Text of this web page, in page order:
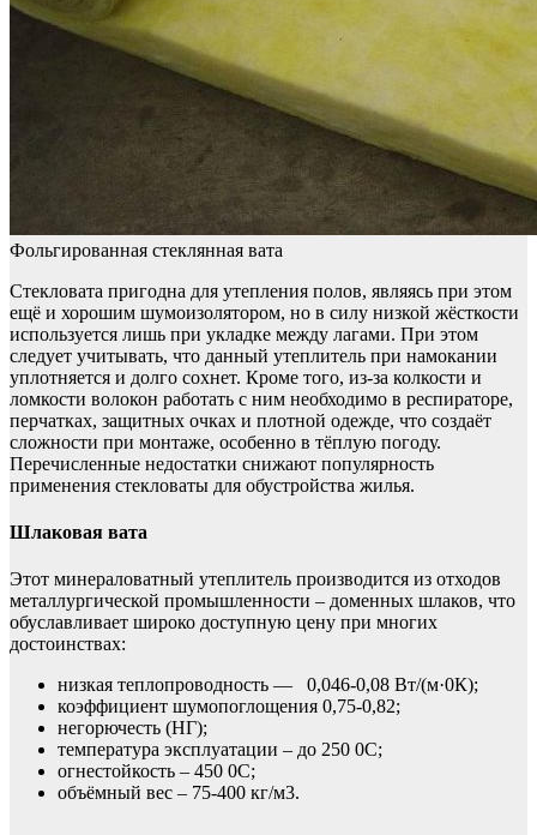
Фольгированная стеклянная вата
Стекловата пригодна для утепления полов, являясь при этом
ещё и хорошим шумоизолятором, но в силу низкой жёсткости
используется лишь при укладке между лагами. При этом
следует учитывать, что данный утеплитель при намокании
уплотняется и долго сохнет. Кроме того, из-за колкости и
ломкости волокон работать с ним необходимо в респираторе,
перчатках, защитных очках и плотной одежде, что создаёт
сложности при монтаже, особенно в тёплую погоду.
Перечисленные недостатки снижают популярность
применения стекловаты для обустройства жилья.
Шлаковая вата
Этот минераловатный утеплитель производится из отходов
металлургической промышленности – доменных шлаков, что
обуславливает широко доступную цену при многих
достоинствах:
низкая теплопроводность — 0,046-0,08 Вт/(м·0К);
коэффициент шумопоглощения 0,75-0,82;
негорючесть (НГ);
температура эксплуатации – до 250 0С;
огнестойкость – 450 0С;
объёмный вес – 75-400 кг/м3.